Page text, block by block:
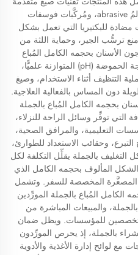
مثل عوامل التنظيف المجهرية المُ abrasive، ومُركَّبات فوسفات
مضادة للبكتيريا التي تعمل بشكل
ترسُّب الجير، وحماية اللثة من
الأسنان بحجمه الكامل المُباع
بالجملة فهي تشمل مستويات درجة الحموضة (pH) المتوازنة علميًّا،
التنظيف أثناء الاستخدام، وصيغ
دون المساس بالفعالية العلاجية.
بحجمه الكامل المُباع بالجملة
التي توفِّر وسائل الراحة للنزلاء،
التعليمية، والمرافق الصحية،
التبرع، وحقائب الاستعداد للطوارئ،
بالجملة يقلِّل التكلفة لكل
المألوف بحجمه الكامل الذي
المصغَّرة المخصصة للسفر. وتشمل
الكامل المُباع بالجملة المورِّدين
والمبيعات المباشرة من
للمؤسسات. ويظل ضمان
بالجملة، إذ يحرص المورِّدون
مع لوائح إدارة الأغذية والأدوية